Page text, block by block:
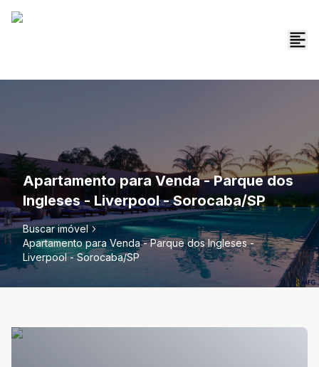
Apartamento para Venda - Parque dos
Ingleses - Liverpool - Sorocaba/SP
Buscar imóvel
Apartamento para Venda - Parque dos Ingleses -
Liverpool - Sorocaba/SP